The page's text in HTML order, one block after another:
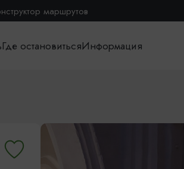
маршрутов
Где остановитьсяИнформация